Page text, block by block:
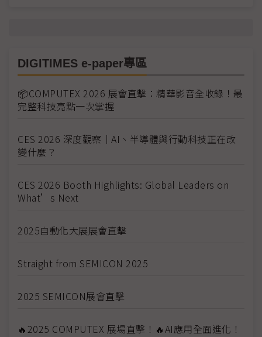
DIGITIMES e-paper專區
📦COMPUTEX 2026 展會直擊：精華影音全收錄！最
完整科技亮點一次掌握
CES 2026 深度觀察｜AI、半導體與行動科技正在改
變什麼？
CES 2026 Booth Highlights: Global Leaders on
What’s Next
2025自動化大展展會直擊
Straight from SEMICON 2025
2025 SEMICON展會直擊
🔥2025 COMPUTEX 展場直擊！🔥AI應用全面進化！